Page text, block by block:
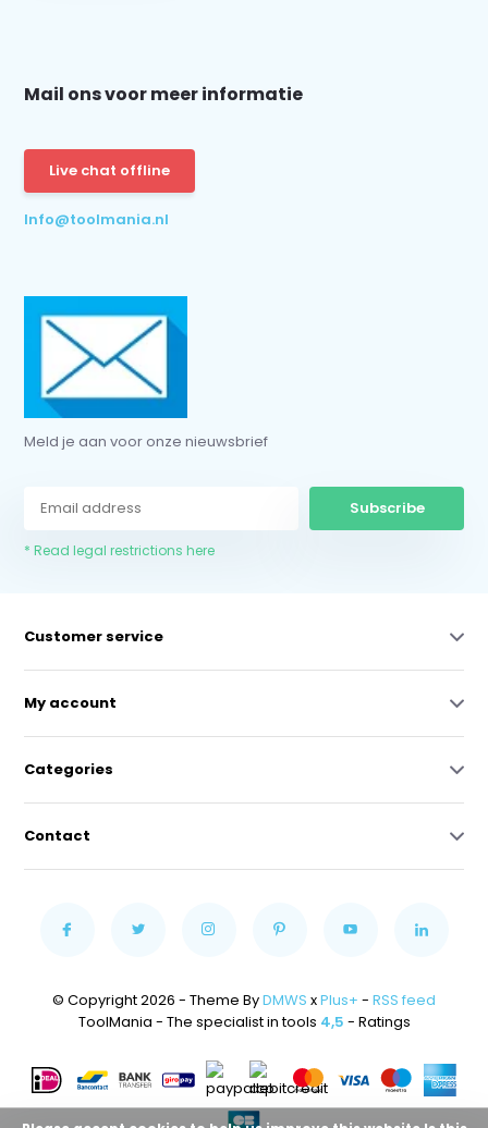
Mail ons voor meer informatie
Live chat offline
Info@toolmania.nl
Meld je aan voor onze nieuwsbrief
Subscribe
* Read legal restrictions here
Customer service
My account
Categories
Contact
© Copyright 2026 - Theme ByDMWS xPlus+ - RSS feed
ToolMania - The specialist in tools 4,5 - Ratings